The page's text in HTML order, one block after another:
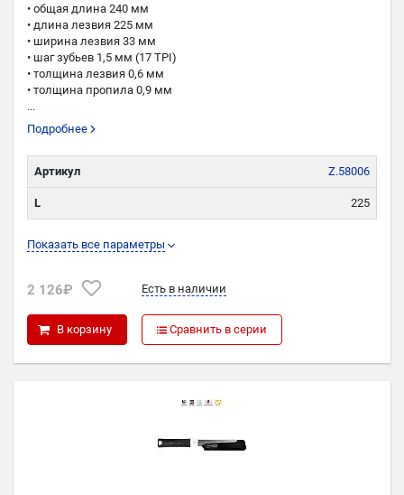
• общая длина 240 мм
• длина лезвия 225 мм
• ширина лезвия 33 мм
• шаг зубьев 1,5 мм (17 TPI)
• толщина лезвия 0,6 мм
• толщина пропила 0,9 мм
...
Подробнее
Показать все параметры
Артикул Z.58006
L 225
P
2 126₽ Есть в наличии
В корзину Сравнить в серии